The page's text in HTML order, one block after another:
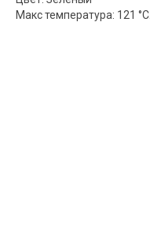
Макс температура: 121 °С.